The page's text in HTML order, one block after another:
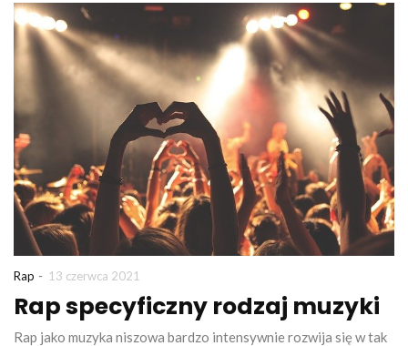
Rap - 13 czerwca 2021
Rap specyficzny rodzaj muzyki
Rap jako muzyka niszowa bardzo intensywnie rozwija się w tak